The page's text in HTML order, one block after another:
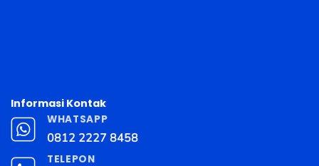
Informasi Kontak
WHATSAPP
0812 2227 8458
TELEPON